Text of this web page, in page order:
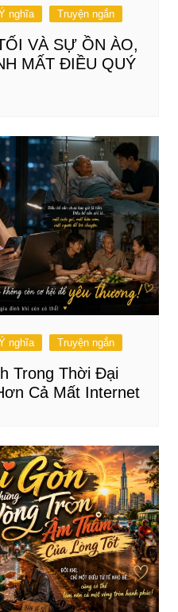
nghĩa Truyện ngắn
VÀ SỰ ỒN ÀO,
MẤT ĐIỀU QUÝ
nghĩa Truyện ngắn
Trong Thời Đại
Cả Mất Internet